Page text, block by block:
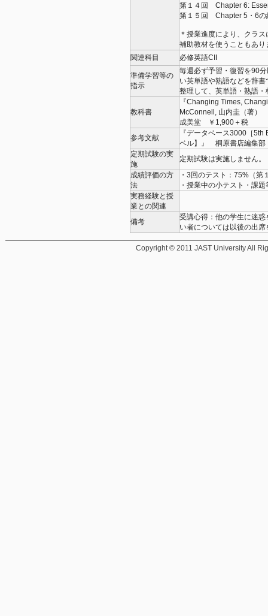
第１４回 Chapter 6:
第１５回 Chapter 5・6の
＊授業進度により、クラ
補助教材を使うこともあり
関連科目
必修英語CII
準備学習等の
指示
毎週必ず予習・復習を90
い英単語や熟語などを辞
整理して、英単語・熟語
教科書
『Changing Times,
McConnell, 山内圭（著）
成美堂 ￥1,900＋税
参考文献
『データベース3000［
ベル】』 桐原書店編集
定期試験の実
施
定期試験は実施しません。
成績評価の方
法
・3回のテスト：75%（
・授業中の小テスト・課
実務経験と授
業との関連
備考
受講心得：他の学生に迷
い者については以後の出